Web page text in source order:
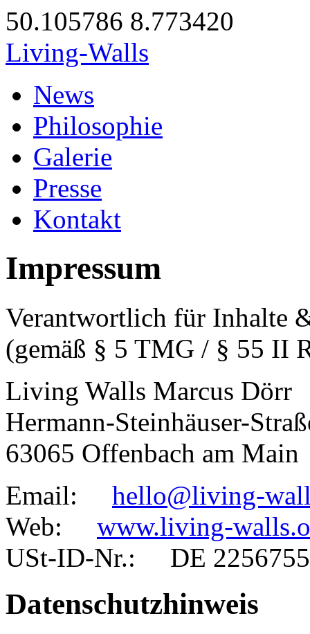
50.105786 8.773420
Living-Walls
News
Philosophie
Galerie
Presse
Kontakt
Impressum
Verantwortlich für Inhalte
(gemäß § 5 TMG / § 55 II
Living Walls Marcus Dörr
Hermann-Steinhäuser-
63065 Offenbach am Main
Email: hello@living-
Web: www.living-
USt-ID-Nr.: DE
Datenschutzhinweis